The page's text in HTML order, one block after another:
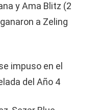
y Ama Blitz (2
a Zeling
impuso en el
del Año 4